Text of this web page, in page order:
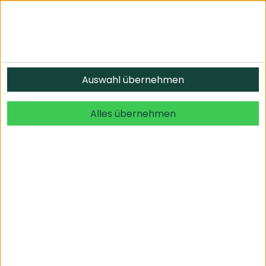
Der Anbieter wurde nicht gefunden
Auswahl übernehmen
Alles übernehmen